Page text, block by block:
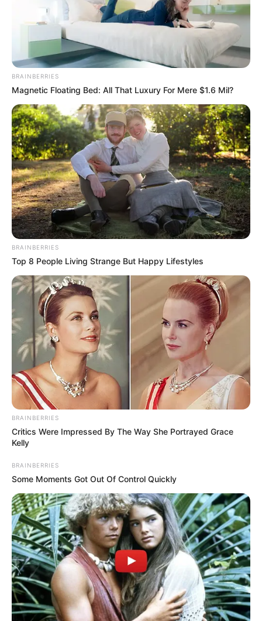
BRAINBERRIES
Magnetic Floating Bed: All That Luxury For Mere $1.6 Mil?
BRAINBERRIES
Top 8 People Living Strange But Happy Lifestyles
BRAINBERRIES
Critics Were Impressed By The Way She Portrayed Grace
Kelly
BRAINBERRIES
Some Moments Got Out Of Control Quickly